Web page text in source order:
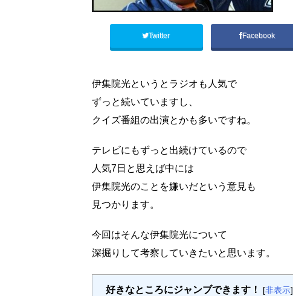
Twitter Facebook
伊集院光というとラジオも人気で
ずっと続いていますし、
クイズ番組の出演とかも多いですね。
テレビにもずっと出続けているので
人気7日と思えば中には
伊集院光のことを嫌いだという意見も
見つかります。
今回はそんな伊集院光について
深掘りして考察していきたいと思います。
好きなところにジャンブできます！ [非表示]